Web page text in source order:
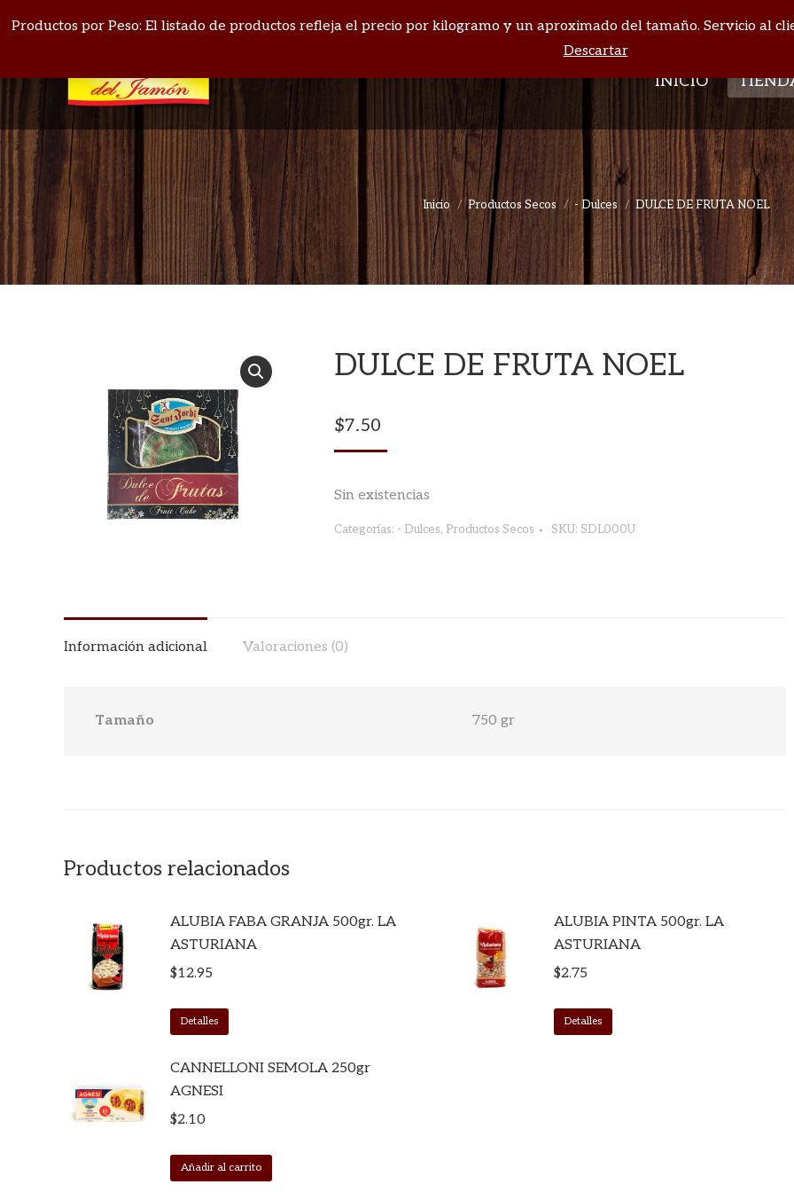
Productos por Peso: El listado de productos refleja el precio por kilogramo y un aproximado del tamaño. Servicio al
Descartar
INICIO
Estás aquí:
Inicio Productos Secos - Dulces DULCE DE FRUTA NOEL
DULCE DE FRUTA NOEL
$7.50
Sin existencias
Categorías: - Dulces, Productos Secos SKU: SDL000U
Información adicional Valoraciones (0)
Tamaño 750 gr
Productos relacionados
ALUBIA FABA GRANJA 500gr. LA
ASTURIANA
$12.95
Detalles
ALUBIA PINTA 500gr. LA
ASTURIANA
$2.75
Detalles
CANNELLONI SEMOLA 250gr
AGNESI
$2.10
Añadir al carrito
INICIO